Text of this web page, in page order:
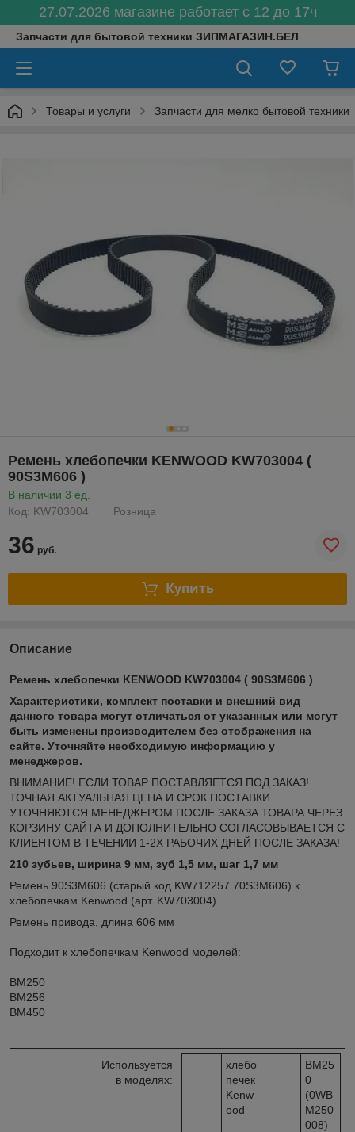
27.07.2026 магазине работает с 12 до 17ч
Запчасти для бытовой техники ЗИПМАГАЗИН.БЕЛ
Товары и услуги Запчасти для мелко бытовой техники
Ремень хлебопечки KENWOOD KW703004 (
90S3M606 )
В наличии 3 ед.
Код: KW703004
Розница
36 руб.
Купить
Описание
Ремень хлебопечки KENWOOD KW703004 ( 90S3M606 )
Xарактеристики, комплект поставки и внешний вид
данного товара могут отличаться от указанных или могут
быть изменены производителем без отображения на
сайте. Уточняйте необходимую информацию у
менеджеров.
ВНИМАНИЕ! ЕСЛИ ТОВАР ПОСТАВЛЯЕТСЯ ПОД ЗАКАЗ!
ТОЧНАЯ АКТУАЛЬНАЯ ЦЕНА И СРОК ПОСТАВКИ
УТОЧНЯЮТСЯ МЕНЕДЖЕРОМ ПОСЛЕ ЗАКАЗА ТОВАРА ЧЕРЕЗ
КОРЗИНУ САЙТА И ДОПОЛНИТЕЛЬНО СОГЛАСОВЫВАЕТСЯ С
КЛИЕНТОМ В ТЕЧЕНИИ 1-2Х РАБОЧИХ ДНЕЙ ПОСЛЕ ЗАКАЗА!
210 зубьев, ширина 9 мм, зуб 1,5 мм, шаг 1,7 мм
Ремень 90S3M606 (старый код KW712257 70S3M606) к
хлебопечкам Kenwood (арт. KW703004)
Ремень привода, длина 606 мм
Подходит к хлебопечкам Kenwood моделей:
BM250
BM256
BM450
Используется
в моделях:
хлебо
печек
Kenw
ood
BM25
0
(0WB
M250
008)